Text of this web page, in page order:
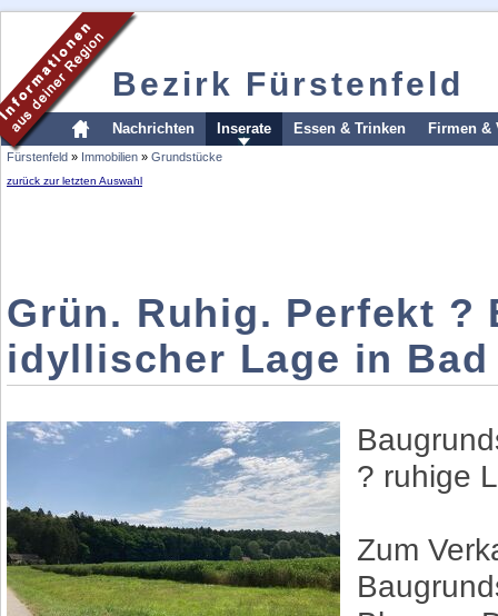
Bezirk Fürstenfeld
Nachrichten Inserate Essen & Trinken Firmen &
Fürstenfeld » Immobilien » Grundstücke
zurück zur letzten Auswahl
Grün. Ruhig. Perfekt ?
idyllischer Lage in Bad
? ruhige
Zum